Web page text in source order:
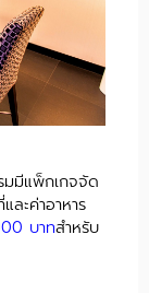
แพ็กเกจจัด
ละค่าอาหาร
บาทสำหรับ